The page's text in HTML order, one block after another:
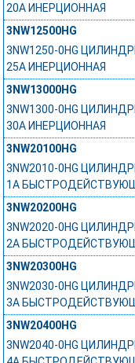
20А ИНЕРЦИОННАЯ
3NW12500HG
3NW1250-0HG
25А ИНЕРЦИОННАЯ
3NW13000HG
3NW1300-0HG
30А ИНЕРЦИОННАЯ
3NW20100HG
3NW2010-0HG
1А
3NW20200HG
3NW2020-0HG
2А
3NW20300HG
3NW2030-0HG
3А
3NW20400HG
3NW2040-0HG